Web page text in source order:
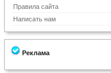
Правила сайта
Написать нам
Реклама